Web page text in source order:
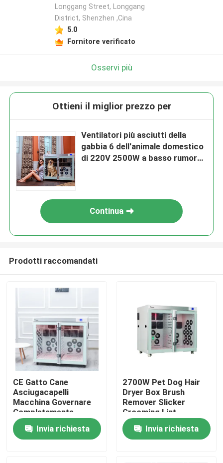
Casa
Prodotti
Longgang Street, Longgang
District, Shenzhen ,Cina
5.0
Fornitore verificato
Osservi più
Ottieni il miglior prezzo per
Ventilatori più asciutti della
gabbia 6 dell'animale domestico
di 220V 2500W a basso rumore
Continua
Prodotti raccomandati
CE Gatto Cane
Asciugacapelli
Macchina Governare
Completamente
Automatico
Invia richiesta
2700W Pet Dog Hair
Dryer Box Brush
Remover Slicker
Grooming Lint
Invia richiesta